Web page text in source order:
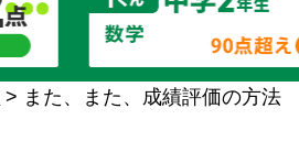
> また、また、成績評価の方法